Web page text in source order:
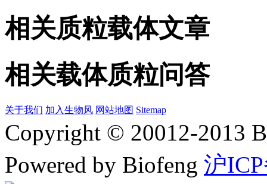
相关质粒载体文章
相关载体质粒问答
关于我们 加入生物风 网站地图 Sitemap
Copyright © 20012-2013
Powered by Biofeng 沪